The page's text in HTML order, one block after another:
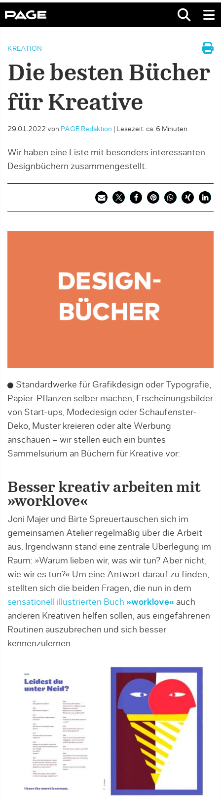
KREATION
Die besten Bücher
für Kreative
29.01.2022 von PAGE Redaktion Lesezeit: ca. 6 Minuten
Wir haben eine Liste mit besonders interessanten
Designbüchern zusammengestellt.
Standardwerke für Grafikdesign oder Typografie,
Papier-Pflanzen selber machen, Erscheinungsbilder
von Start-ups, Modedesign oder Schaufenster-
Deko, Muster kreieren oder alte Werbung
anschauen – wir stellen euch ein buntes
Sammelsurium an Büchern für Kreative vor:
Besser kreativ arbeiten mit
»worklove«
Joni Majer und Birte Spreuertauschen sich im
gemeinsamen Atelier regelmäßig über die Arbeit
aus. Irgendwann stand eine zentrale Überlegung im
Raum: »Warum lieben wir, was wir tun? Aber nicht,
wie wir es tun?« Um eine Antwort darauf zu finden,
stellten sich die beiden Fragen, die nun in dem
sensationell illustrierten Buch »worklove« auch
anderen Kreativen helfen sollen, aus eingefahrenen
Routinen auszubrechen und sich besser
kennenzulernen.